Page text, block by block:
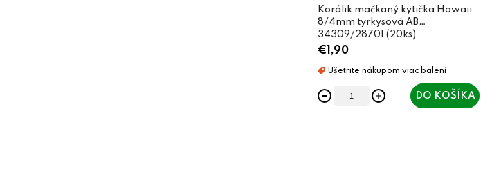
Korálik mačkaný kytička Hawaii
8/4mm tyrkysová AB
34309/28701 (20ks)
€1,90
DO KOŠÍKA